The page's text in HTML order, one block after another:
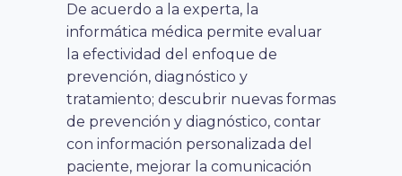
De acuerdo a la experta, la
informática médica permite evaluar
la efectividad del enfoque de
prevención, diagnóstico y
tratamiento; descubrir nuevas formas
de prevención y diagnóstico, contar
con información personalizada del
paciente, mejorar la comunicación